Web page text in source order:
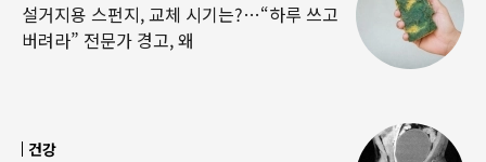
설거지용 스펀지, 교체 시기는?…“하루 쓰고
버려라” 전문가 경고, 왜
건강